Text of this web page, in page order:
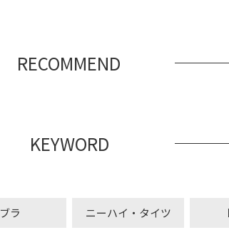
RECOMMEND
KEYWORD
ブラ ニーハイ・タイツ